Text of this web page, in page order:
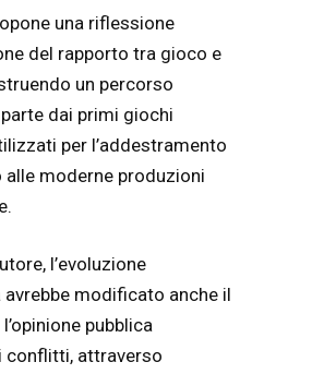
una riflessione
del rapporto tra gioco e
un percorso
dai primi giochi
per l’addestramento
moderne produzioni
l’evoluzione
modificato anche il
pubblica
conflitti, attraverso